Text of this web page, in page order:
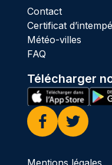
Contact
Certificat
Météo-villes
FAQ
Télécharger
Facebook
Twitter